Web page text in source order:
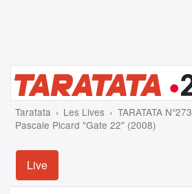
Taratata Les Lives
TARATATA N°273
Pascale Picard "Gate 22" (2008)
Live